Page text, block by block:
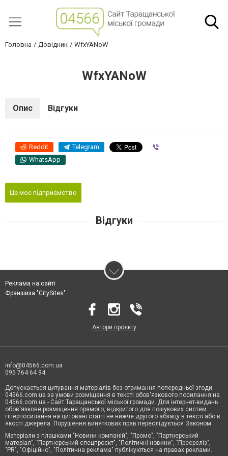
Головна Довідник WfxYANoW
WfxYANoW
Опис Відгуки
Reddit Telegram
WhatsApp
Це моє підприємство
Відгуки
Реклама на сайті
Франшиза "CitySites"
Автори проєкту
info@04566.com.ua
095 764 64 94
Допускається цитування матеріалів без отримання попередньої згоди
04566.com.ua за умови розміщення в тексті обов'язкового посилання на
04566.com.ua - Cайт Таращанської міської громади. Для інтернет-видань
обов'язкове розміщення прямого, відкритого для пошукових систем
гіперпосилання на цитовані статті не нижче другого абзацу в тексті або в
якості джерела. Порушення виняткових прав переслідується Законом.
Матеріали з плашками "Новини компаній", "Промо", "Партнерський
матеріал", "Партнерський спецпроєкт", "Політичні новини", "Пресреліз",
"PR", "Офіційно", "Політична реклама" публікуються на правах реклами.